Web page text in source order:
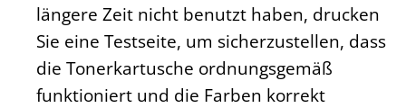
längere Zeit nicht benutzt haben, drucken
Sie eine Testseite, um sicherzustellen, dass
die Tonerkartusche ordnungsgemäß
funktioniert und die Farben korrekt